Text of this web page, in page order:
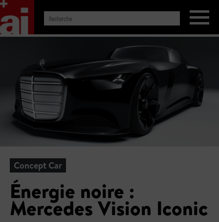
Concept Car
Énergie noire :
Mercedes Vision Iconic